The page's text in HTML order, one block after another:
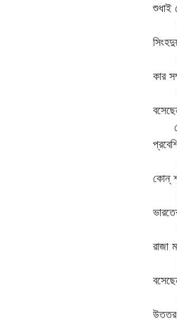
শুধাই
কার
যত
কোন্‌
কে
রাজা
উত্তর